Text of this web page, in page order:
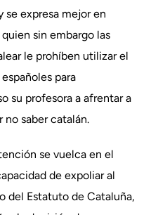
se expresa mejor en
sin embargo las
le prohíben utilizar el
para
su profesora a afrentar a
saber catalán.
se vuelca en el
de expoliar al
del Estatuto de Cataluña,